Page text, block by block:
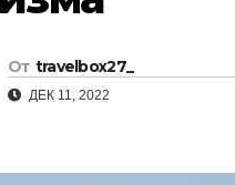
От travelbox27_
ДЕК 11, 2022